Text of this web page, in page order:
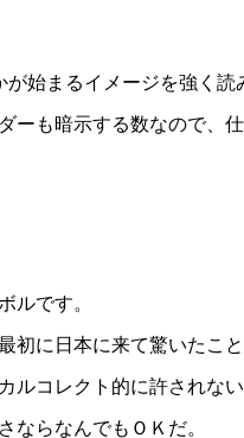
始まるイメージを強く読
ーも暗示する数なので、
ルです。
初に日本に来て驚いたこ
ルコレクト的に許されな
ならなんでもＯＫだ。